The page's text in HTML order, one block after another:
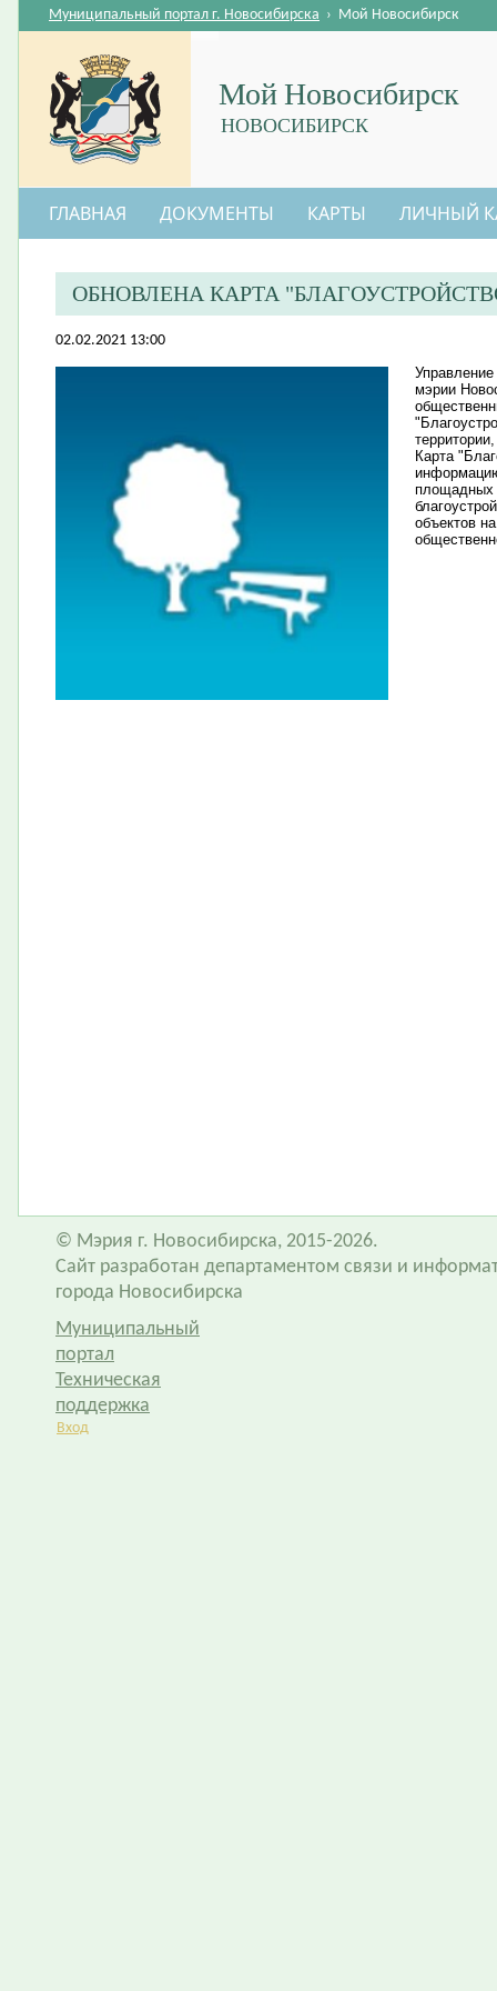
Мой Новосибирск
НОВОСИБИРСК
Муниципальный портал г. Новосибирска › Мой Новосибирск
ГЛАВНАЯ ДОКУМЕНТЫ КАРТЫ ЛИЧНЫЙ
ОБНОВЛЕНА КАРТА
02.02.2021 13:00
мэрии
Карта
площадных
объектов
© Мэрия г. Новосибирска, 2015-2026.
Сайт разработан департаментом связи и
города Новосибирска
Муниципальный
портал
Техническая
поддержка
Вход